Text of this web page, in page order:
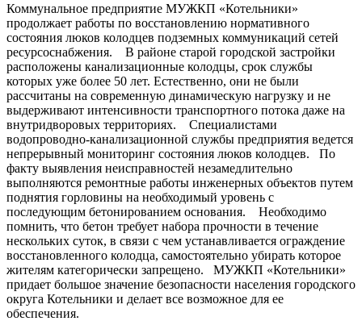
Коммунальное предприятие МУЖКП «Котельники»
продолжает работы по восстановлению нормативного
состояния люков колодцев подземных коммуникаций сетей
ресурсоснабжения. В районе старой городской застройки
расположены канализационные колодцы, срок службы
которых уже более 50 лет. Естественно, они не были
рассчитаны на современную динамическую нагрузку и не
выдерживают интенсивности транспортного потока даже на
внутридворовых территориях. Специалистами
водопроводно-канализационной службы предприятия ведется
непрерывный мониторинг состояния люков колодцев. По
факту выявления неисправностей незамедлительно
выполняются ремонтные работы инженерных объектов путем
поднятия горловины на необходимый уровень с
последующим бетонированием основания. Необходимо
помнить, что бетон требует набора прочности в течение
нескольких суток, в связи с чем устанавливается ограждение
восстановленного колодца, самостоятельно убирать которое
жителям категорически запрещено. МУЖКП «Котельники»
придает большое значение безопасности населения городского
округа Котельники и делает все возможное для ее
обеспечения.